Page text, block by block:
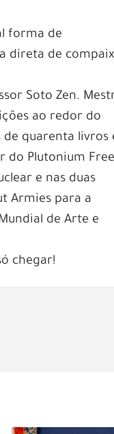
Cbet no
para alcançar
uma plataforma
Cbet no Brasil e
emocionantes,
disso, a
uma
da
o estilo pode ser
uma proposta
experiência
forma de
direta de
Soto Zen.
ao redor do
quarenta livros
do Plutonium Free
e nas duas
Armies para a
de Arte e
chegar!